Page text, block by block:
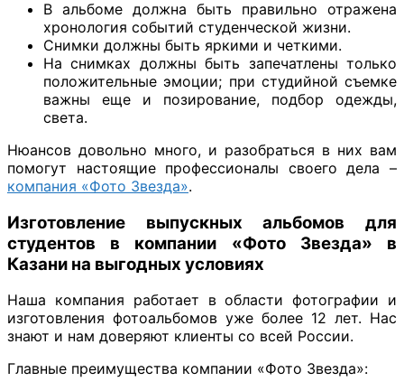
В альбоме должна быть правильно отражена
хронология событий студенческой жизни.
Снимки должны быть яркими и четкими.
На снимках должны быть запечатлены только
положительные эмоции; при студийной съемке
важны еще и позирование, подбор одежды,
света.
Нюансов довольно много, и разобраться в них вам
помогут настоящие профессионалы своего дела –
компания «Фото Звезда».
Изготовление выпускных альбомов для
студентов в компании «Фото Звезда» в
Казани на выгодных условиях
Наша компания работает в области фотографии и
изготовления фотоальбомов уже более 12 лет. Нас
знают и нам доверяют клиенты со всей России.
Главные преимущества компании «Фото Звезда»: